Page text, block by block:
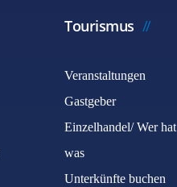
Tourismus
Veranstaltungen
Gastgeber
Einzelhandel/ Wer hat
was
Unterkünfte buchen